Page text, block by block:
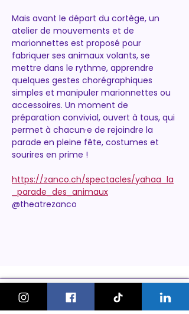
Mais avant le départ du cortège, un
atelier de mouvements et de
marionnettes est proposé pour
fabriquer ses animaux volants, se
mettre dans le rythme, apprendre
quelques gestes chorégraphiques
simples et manipuler marionnettes ou
accessoires. Un moment de
préparation convivial, ouvert à tous, qui
permet à chacun·e de rejoindre la
parade en pleine fête, costumes et
sourires en prime !
https://zanco.ch/spectacles/yahaa_la
_parade_des_animaux
@theatrezanco
KeskonfaitGVA
Le guide des sorties et activités